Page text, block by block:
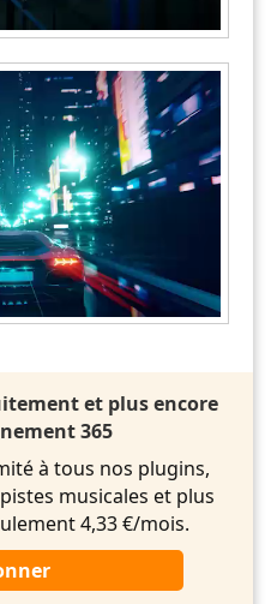
et plus encore
365
à tous nos plugins,
musicales et plus
4,33 €/mois.